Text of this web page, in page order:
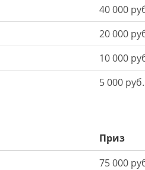
40 000
20 000
10 000
5 000 руб.
Приз
75 000